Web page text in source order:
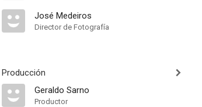
José Medeiros
Director de Fotografía
Producción
Geraldo Sarno
Productor